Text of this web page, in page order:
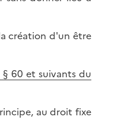
création d'un être
§ 60 et suivants du
au droit fixe